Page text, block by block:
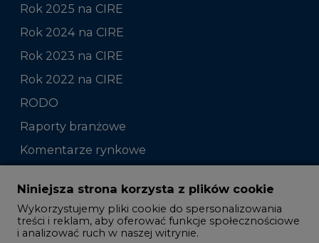
Rok 2025 na CIRE
Rok 2024 na CIRE
Rok 2023 na CIRE
Rok 2022 na CIRE
RODO
Raporty branżowe
Komentarze rynkowe
Zmiany kadrowe na rynku
Studio CIRE
Rozmowy o energetyce
Niniejsza strona korzysta z plików cookie
Wykorzystujemy pliki cookie do spersonalizowania
treści i reklam, aby oferować funkcje społecznościowe
i analizować ruch w naszej witrynie.